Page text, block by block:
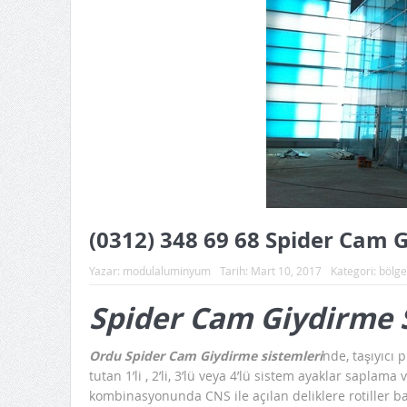
(0312) 348 69 68 Spider
Yazar: modulaluminyum Tarih: Mart 10, 2017 Kategori:
Spider Cam
Ordu Spider Cam Giydirme sistemlerinde,
tutan 1’li , 2’li, 3’lü veya 4’lü sistem ayaklar
kombinasyonunda CNS ile açılan deliklere rotiller